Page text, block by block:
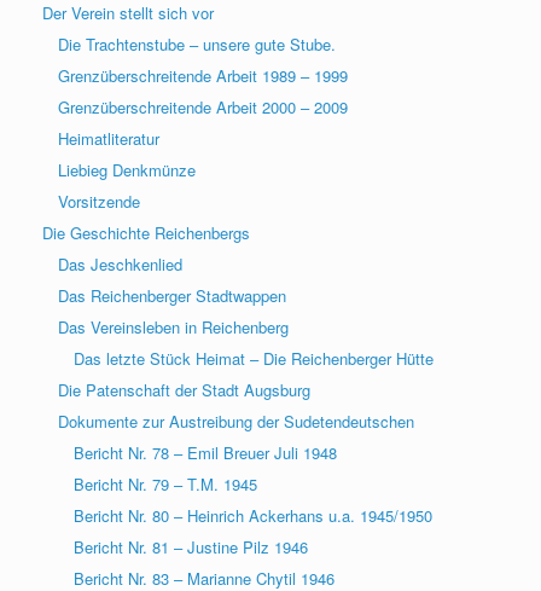
Der Verein stellt sich vor
Die Trachtenstube – unsere gute Stube.
Grenzüberschreitende Arbeit 1989 – 1999
Grenzüberschreitende Arbeit 2000 – 2009
Heimatliteratur
Liebieg Denkmünze
Vorsitzende
Die Geschichte Reichenbergs
Das Jeschkenlied
Das Reichenberger Stadtwappen
Das Vereinsleben in Reichenberg
Das letzte Stück Heimat – Die Reichenberger Hütte
Die Patenschaft der Stadt Augsburg
Dokumente zur Austreibung der Sudetendeutschen
Bericht Nr. 78 – Emil Breuer Juli 1948
Bericht Nr. 79 – T.M. 1945
Bericht Nr. 80 – Heinrich Ackerhans u.a. 1945/1950
Bericht Nr. 81 – Justine Pilz 1946
Bericht Nr. 83 – Marianne Chytil 1946